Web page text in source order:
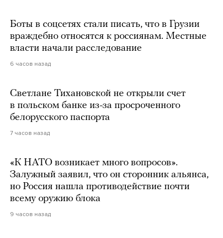
Боты в соцсетях стали писать, что в Грузии
враждебно относятся к россиянам. Местные
власти начали расследование
6 часов назад
Светлане Тихановской не открыли счет
в польском банке из-за просроченного
белорусского паспорта
7 часов назад
«К НАТО возникает много вопросов».
Залужный заявил, что он сторонник альянса,
но Россия нашла противодействие почти
всему оружию блока
9 часов назад